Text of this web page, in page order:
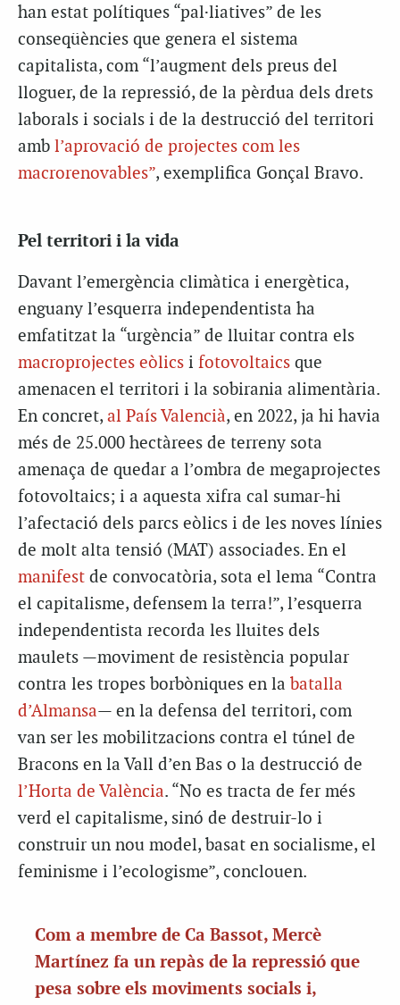
han estat polítiques “pal·liatives” de les
conseqüències que genera el sistema
capitalista, com “l’augment dels preus del
lloguer, de la repressió, de la pèrdua dels drets
laborals i socials i de la destrucció del territori
amb l’aprovació de projectes com les
macrorenovables”, exemplifica Gonçal Bravo.
Pel territori i la vida
Davant l’emergència climàtica i energètica,
enguany l’esquerra independentista ha
emfatitzat la “urgència” de lluitar contra els
macroprojectes eòlics i fotovoltaics que
amenacen el territori i la sobirania alimentària.
En concret, al País Valencià, en 2022, ja hi havia
més de 25.000 hectàrees de terreny sota
amenaça de quedar a l’ombra de megaprojectes
fotovoltaics; i a aquesta xifra cal sumar-hi
l’afectació dels parcs eòlics i de les noves línies
de molt alta tensió (MAT) associades. En el
manifest de convocatòria, sota el lema “Contra
el capitalisme, defensem la terra!”, l’esquerra
independentista recorda les lluites dels
maulets —moviment de resistència popular
contra les tropes borbòniques en la batalla
d’Almansa— en la defensa del territori, com
van ser les mobilitzacions contra el túnel de
Bracons en la Vall d’en Bas o la destrucció de
l’Horta de València. “No es tracta de fer més
verd el capitalisme, sinó de destruir-lo i
construir un nou model, basat en socialisme, el
feminisme i l’ecologisme”, conclouen.
Com a membre de Ca Bassot, Mercè
Martínez fa un repàs de la repressió que
pesa sobre els moviments socials i,